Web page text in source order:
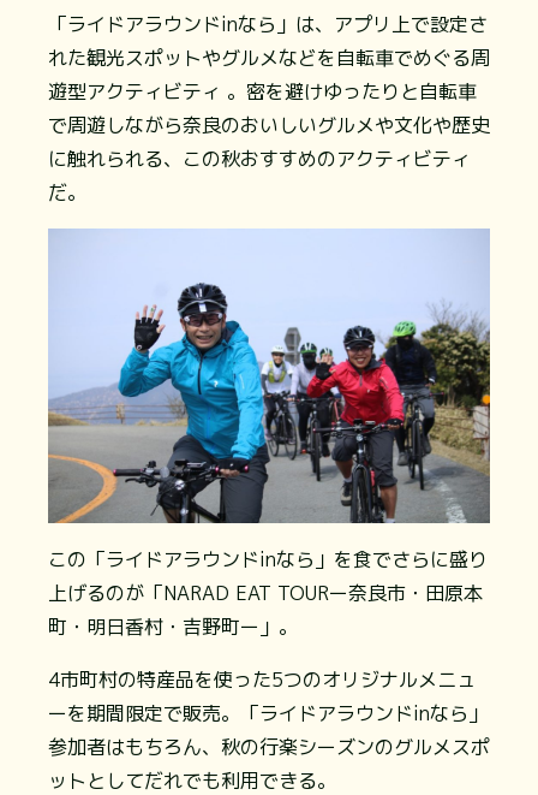
「ライドアラウンドinなら」は、アプリ上で設定さ
れた観光スポットやグルメなどを自転車でめぐる周
遊型アクティビティ 。密を避けゆったりと自転車
で周遊しながら奈良のおいしいグルメや文化や歴史
に触れられる、この秋おすすめのアクティビティ
だ。
この「ライドアラウンドinなら」を食でさらに盛り
上げるのが「NARAD EAT TOURー奈良市・田原本
町・明日香村・吉野町ー」。
4市町村の特産品を使った5つのオリジナルメニュ
ーを期間限定で販売。「ライドアラウンドinなら」
参加者はもちろん、秋の行楽シーズンのグルメスポ
ットとしてだれでも利用できる。